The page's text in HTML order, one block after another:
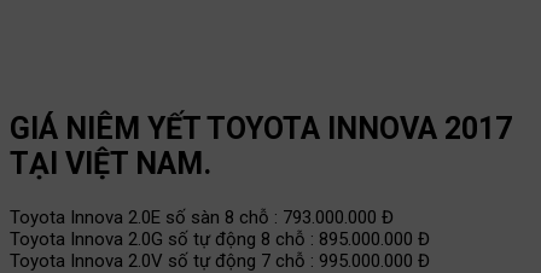
GIÁ NIÊM YẾT TOYOTA INNOVA 2017
TẠI VIỆT NAM.
Toyota Innova 2.0E số sàn 8 chỗ : 793.000.000 Đ
Toyota Innova 2.0G số tự động 8 chỗ : 895.000.000 Đ
Toyota Innova 2.0V số tự động 7 chỗ : 995.000.000 Đ